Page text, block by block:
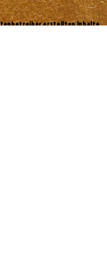
erstellten Inhalte